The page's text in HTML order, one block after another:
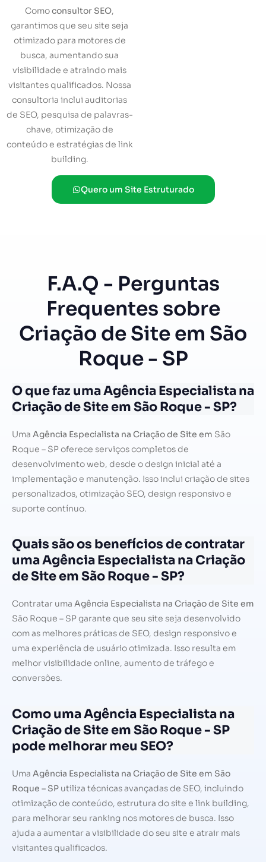
Comoconsultor SEO,
garantimos que seu site seja
otimizado para motores de
busca, aumentando sua
visibilidade e atraindo mais
visitantes qualificados. Nossa
consultoria inclui auditorias
de SEO, pesquisa de palavras-
chave, otimização de
conteúdo e estratégias de link
building.
Quero um Site Estruturado
F.A.Q - Perguntas
Frequentes sobre
Criação de Site em São
Roque - SP
O que faz uma Agência Especialista na
Criação de Site em São Roque - SP?
Uma Agência Especialista na Criação de Site em São
Roque – SP oferece serviços completos de
desenvolvimento web, desde o design inicial até a
implementação e manutenção. Isso inclui criação de sites
personalizados, otimização SEO, design responsivo e
suporte contínuo.
Quais são os benefícios de contratar
uma Agência Especialista na Criação
de Site em São Roque - SP?
Contratar uma Agência Especialista na Criação de Site em
São Roque – SP garante que seu site seja desenvolvido
com as melhores práticas de SEO, design responsivo e
uma experiência de usuário otimizada. Isso resulta em
melhor visibilidade online, aumento de tráfego e
conversões.
Como uma Agência Especialista na
Criação de Site em São Roque - SP
pode melhorar meu SEO?
Uma Agência Especialista na Criação de Site em São
Roque – SP utiliza técnicas avançadas de SEO, incluindo
otimização de conteúdo, estrutura do site e link building,
para melhorar seu ranking nos motores de busca. Isso
ajuda a aumentar a visibilidade do seu site e atrair mais
visitantes qualificados.